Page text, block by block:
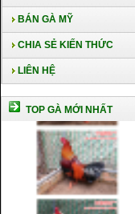
BÁN GÀ MỸ
CHIA SẺ KIẾN THỨC
LIÊN HỆ
TOP GÀ MỚI NHẤT